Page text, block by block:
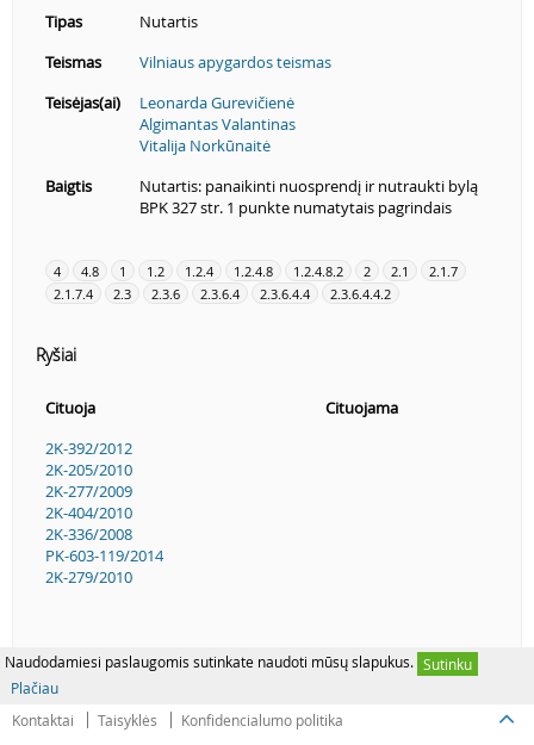
Naudodamiesi paslaugomis sutinkate naudoti mūsų slapukus. Sutinku
Plačiau
Tipas
Nutartis
Teismas
Vilniaus apygardos teismas
Teisėjas(ai)
Leonarda Gurevičienė
Algimantas Valantinas
Vitalija Norkūnaitė
Baigtis
Nutartis: panaikinti nuosprendį ir nutraukti bylą
BPK 327 str. 1 punkte numatytais pagrindais
4 4.8 1 1.2 1.2.4 1.2.4.8 1.2.4.8.2 2 2.1
2.1.7
2.1.7.4
2.3 2.3.6 2.3.6.4 2.3.6.4.4 2.3.6.4.4.2
Ryšiai
Cituoja
Cituojama
2K-392/2012
2K-205/2010
2K-277/2009
2K-404/2010
2K-336/2008
PK-603-119/2014
2K-279/2010
Kontaktai Taisyklės Konfidencialumo politika